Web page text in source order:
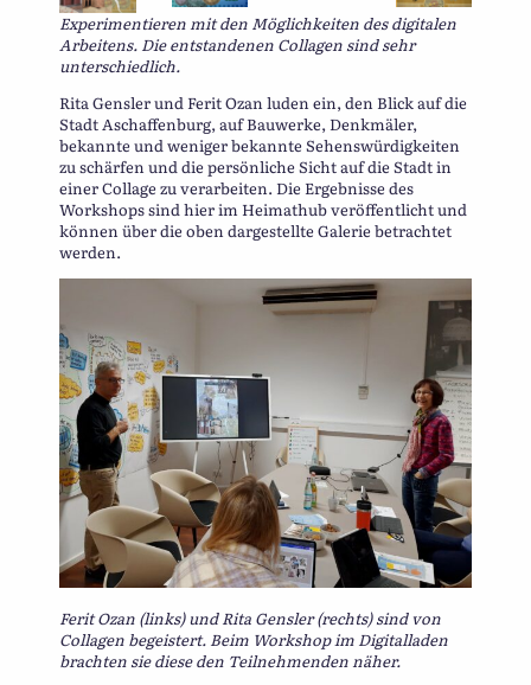
Experimentieren mit den Möglichkeiten des digitalen
Arbeitens. Die entstandenen Collagen sind sehr
unterschiedlich.
Rita Gensler und Ferit Ozan luden ein, den Blick auf die
Stadt Aschaffenburg, auf Bauwerke, Denkmäler,
bekannte und weniger bekannte Sehenswürdigkeiten
zu schärfen und die persönliche Sicht auf die Stadt in
einer Collage zu verarbeiten. Die Ergebnisse des
Workshops sind hier im Heimathub veröffentlicht und
können über die oben dargestellte Galerie betrachtet
werden.
Ferit Ozan (links) und Rita Gensler (rechts) sind von
Collagen begeistert. Beim Workshop im Digitalladen
brachten sie diese den Teilnehmenden näher.